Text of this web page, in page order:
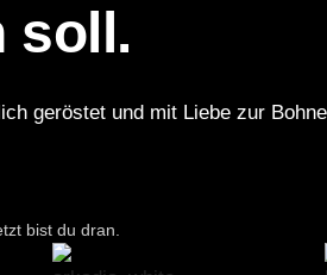
soll.
geröstet und mit Liebe zur
bist du dran.